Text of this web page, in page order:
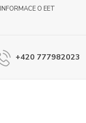
INFORMACE O EET
+420 777982023